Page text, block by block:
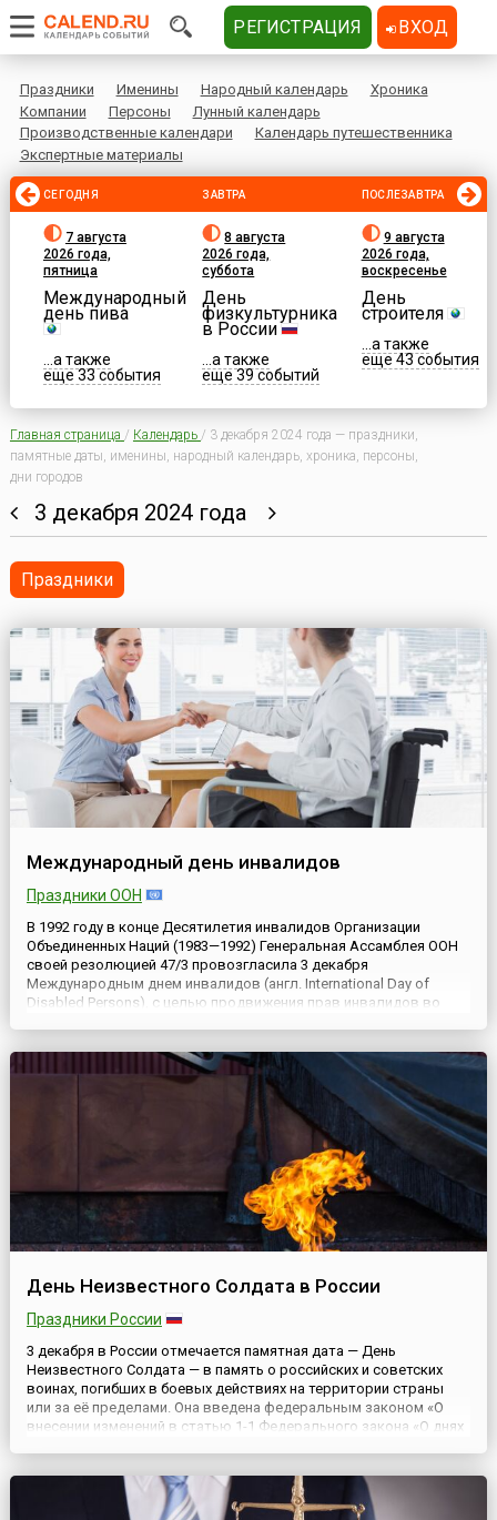
Праздники Именины Народный календарь
Хроника
Компании
Персоны
Лунный календарь
Производственные календари
Календарь путешественника
Экспертные материалы
СЕГОДНЯ
7 августа
2026 года,
пятница
Международный
день пива
...а также
еще 33 события
ЗАВТРА
8 августа
2026 года,
суббота
День
физкультурника
в России
...а также
еще 39 событий
ПОСЛЕЗАВТРА
9 августа
2026 года,
воскресенье
День
строителя
...а также
еще 43 события
Главная страница / Календарь / 3 декабря 2024 года — праздники,
памятные даты, именины, народный календарь, хроника, персоны,
дни городов
3 декабря 2024 года
Праздники
Международный день инвалидов
Праздники ООН
В 1992 году в конце Десятилетия инвалидов Организации
Объединенных Наций (1983—1992) Генеральная Ассамблея ООН
своей резолюцией 47/3 провозгласила 3 декабря
Международным днем инвалидов (англ. International Day of
Disabled Persons), с целью продвижения прав инвалидов во
инвалидов.Указанное десятилет...
День Неизвестного Солдата в России
Праздники России
3 декабря в России отмечается памятная дата — День
Неизвестного Солдата — в память о российских и советских
воинах, погибших в боевых действиях на территории страны
или за её пределами. Она введена федеральным законом «О
внесении изменений в статью 1-1 Федерального закона «О днях
РЕГИСТРАЦИЯ ВХОД